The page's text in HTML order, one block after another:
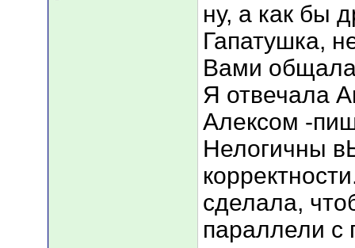
ну, а как бы
Гапатушка,
Вами
Я отвечала
Алексом -
Нелогичны
сделала,
параллели с